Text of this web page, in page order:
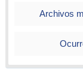
Archivos